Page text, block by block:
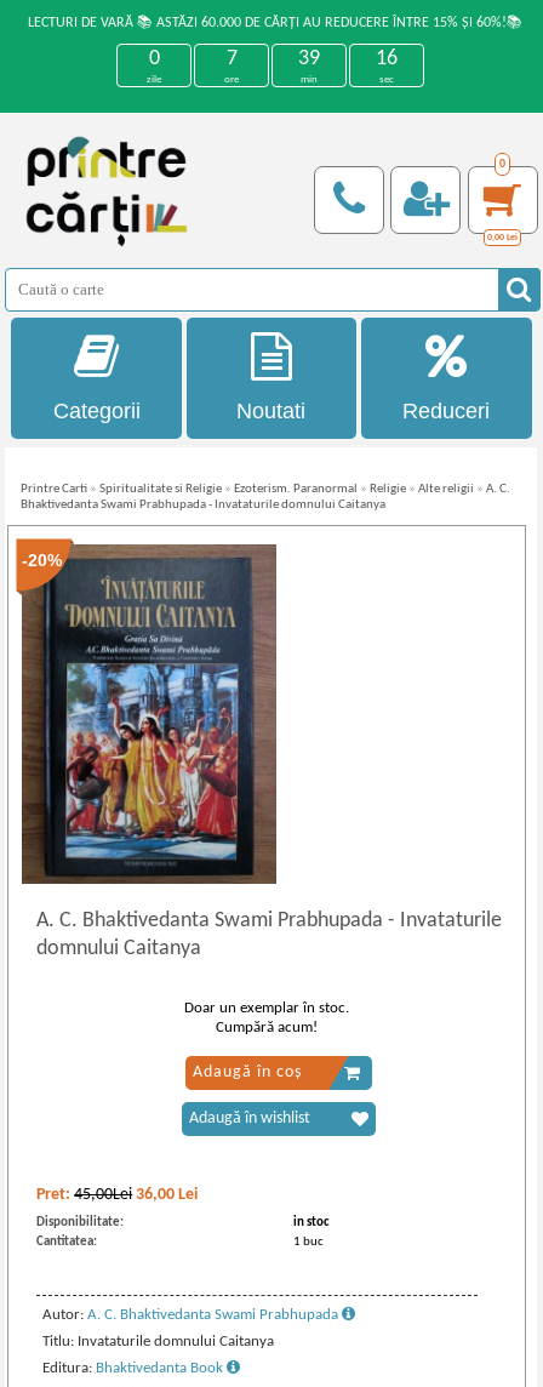
LECTURI DE VARĂ 📚 ASTĂZI 60.000 DE CĂRȚI AU REDUCERE ÎNTRE 15% ȘI 60%!📚
0
zile
7
ore
39
min
15
sec
0
0,00 Lei
Categorii Noutati Reduceri
Printre Carti »Spiritualitate si Religie » Ezoterism. Paranormal » Religie »Alte religii »A. C.
Bhaktivedanta Swami Prabhupada - Invataturile domnului Caitanya
-20%
A. C. Bhaktivedanta Swami Prabhupada- Invataturile
domnului Caitanya
Pret:45,00Lei 36,00 Lei
Disponibilitate:
in stoc
Cantitatea:
1 buc
Autor:A. C. Bhaktivedanta Swami Prabhupada
Titlu: Invataturile domnului Caitanya
Editura: Bhaktivedanta Book
Doar un exemplar în stoc.
Cumpără acum!
Adaugă în coș
Adaugă în wishlist